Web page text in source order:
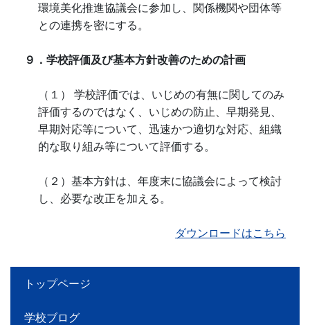
トップページ
学校ブログ
環境美化推進協議会に参加し、関係機関や団体等
との連携を密にする。
９．学校評価及び基本方針改善のための計画
（１） 学校評価では、いじめの有無に関してのみ
評価するのではなく、いじめの防止、早期発見、
早期対応等について、迅速かつ適切な対応、組織
的な取り組み等について評価する。
（２）基本方針は、年度末に協議会によって検討
し、必要な改正を加える。
ダウンロードはこちら